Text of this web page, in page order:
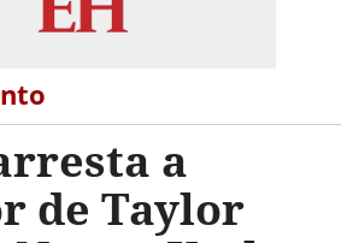
a
de Taylor